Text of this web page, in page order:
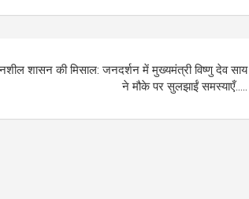
शासन की मिसाल: जनदर्शन में मुख्यमंत्री विष्णु देव साय
ने मौके पर सुलझाईं समस्याएँ…..